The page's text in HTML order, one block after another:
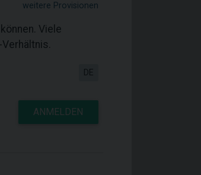
weitere Provisionen
Viele
DE
ANMELDEN